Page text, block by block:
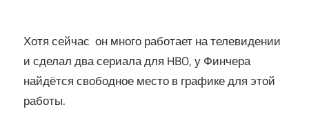
Хотя сейчас он много работает на телевидении
и сделал два сериала для HBO, у Финчера
найдётся свободное место в графике для этой
работы.